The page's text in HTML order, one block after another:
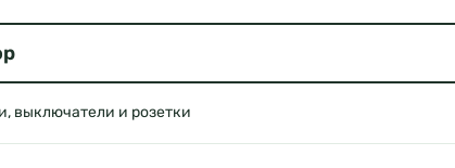
выключатели и розетки